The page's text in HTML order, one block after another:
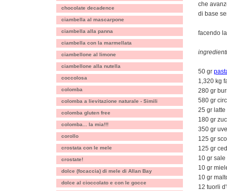
chocolate decadence
ciambella al mascarpone
ciambella alla panna
ciambella con la marmellata
ciambellone al limone
ciambellone alla nutella
coccolosa
colomba
colomba a lievitazione naturale - Simili
colomba gluten free
colomba... la mia!!!
corollo
crostata con le mele
crostate!
dolce (focaccia) di mele di Allan Bay
dolce al cioccolato e con le gocce
che
di base
facendo
50 gr
1,320 kg
280 gr
580 gr
25 gr
180 gr
350 gr
125 gr
125 gr
10 gr sale
10 gr
10 gr
12 tuorli